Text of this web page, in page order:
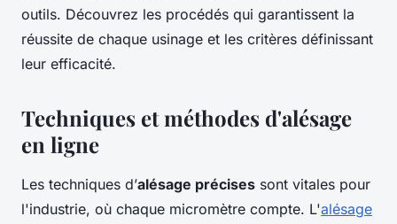
outils. Découvrez les procédés qui garantissent la
réussite de chaque usinage et les critères définissant
leur efficacité.
Techniques et méthodes d'alésage
en ligne
Les techniques d’alésage précises sont vitales pour
l'industrie, où chaque micromètre compte. L'alésage